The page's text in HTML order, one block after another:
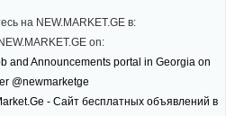
на NEW.MARKET.GE в:
on: